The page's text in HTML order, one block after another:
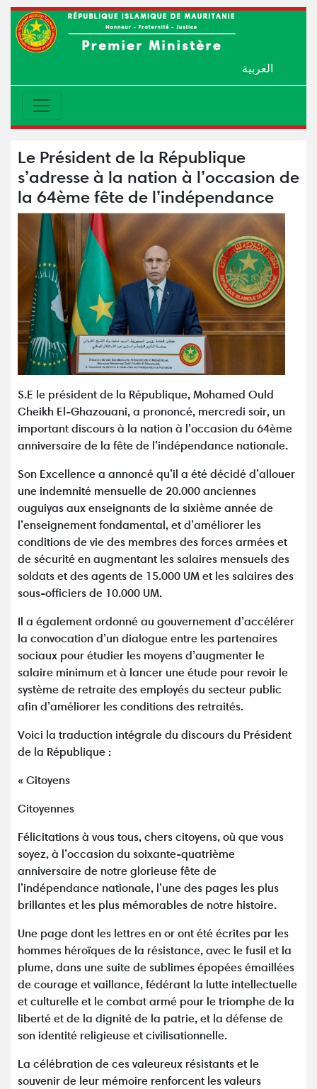
العربية
Le Président de la République
s’adresse à la nation à l’occasion de
la 64ème fête de l’indépendance
S.E le président de la République, Mohamed Ould
Cheikh El-Ghazouani, a prononcé, mercredi soir, un
important discours à la nation à l’occasion du 64ème
anniversaire de la fête de l’indépendance nationale.
Son Excellence a annoncé qu’il a été décidé d’allouer
une indemnité mensuelle de 20.000 anciennes
ouguiyas aux enseignants de la sixième année de
l’enseignement fondamental, et d’améliorer les
conditions de vie des membres des forces armées et
de sécurité en augmentant les salaires mensuels des
soldats et des agents de 15.000 UM et les salaires des
sous-officiers de 10.000 UM.
Il a également ordonné au gouvernement d’accélérer
la convocation d’un dialogue entre les partenaires
sociaux pour étudier les moyens d’augmenter le
salaire minimum et à lancer une étude pour revoir le
système de retraite des employés du secteur public
afin d’améliorer les conditions des retraités.
Voici la traduction intégrale du discours du Président
de la République :
« Citoyens
Citoyennes
Félicitations à vous tous, chers citoyens, où que vous
soyez, à l’occasion du soixante-quatrième
anniversaire de notre glorieuse fête de
l’indépendance nationale, l’une des pages les plus
brillantes et les plus mémorables de notre histoire.
Une page dont les lettres en or ont été écrites par les
hommes héroïques de la résistance, avec le fusil et la
plume, dans une suite de sublimes épopées émaillées
de courage et vaillance, fédérant la lutte intellectuelle
et culturelle et le combat armé pour le triomphe de la
liberté et de la dignité de la patrie, et la défense de
son identité religieuse et civilisationnelle.
La célébration de ces valeureux résistants et le
souvenir de leur mémoire renforcent les valeurs